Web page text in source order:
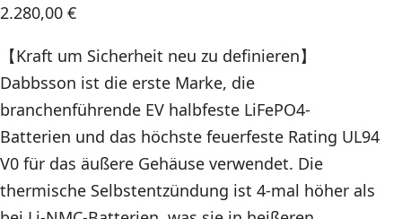
2.280,00 €
【Kraft um Sicherheit neu zu definieren】
Dabbsson ist die erste Marke, die
branchenführende EV halbfeste LiFePO4-
Batterien und das höchste feuerfeste Rating UL94
V0 für das äußere Gehäuse verwendet. Die
thermische Selbstentzündung ist 4-mal höher als